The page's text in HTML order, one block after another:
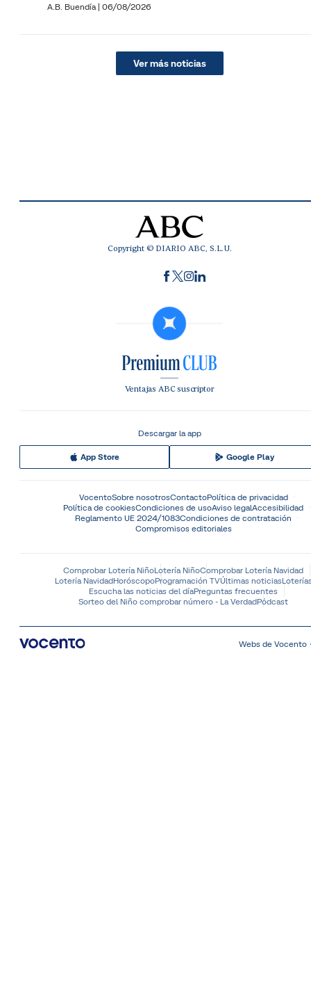
A.B. Buendía | 06/08/2026
Ver más noticias
Copyright © DIARIO ABC, S.L.U.
Ventajas ABC suscriptor
Descargar la app
App Store Google Play
VocentoSobre nosotrosContactoPolítica de privacidad
Política de cookiesCondiciones de usoAviso legalAccesibilidad
Reglamento UE 2024/1083Condiciones de contratación
Compromisos editoriales
Comprobar Lotería NiñoLotería NiñoComprobar Lotería Navidad
Lotería NavidadHoróscopoProgramación TVÚltimas noticias
Escucha las noticias del díaPreguntas frecuentes
Sorteo del Niño comprobar número - La VerdadPódcast
Webs de Vocento